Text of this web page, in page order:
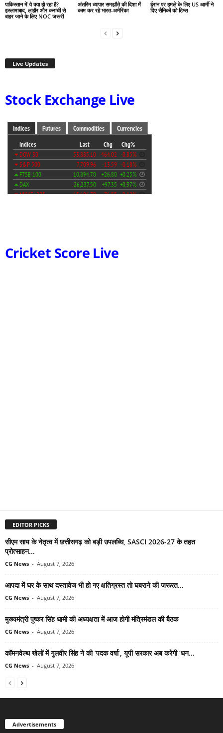
पाकिस्तान में ये क्या हो रहा है?
इस्लामाबाद, लाहौर और कराची से
बाहर जाने के लिए NOC जरूरी
अंतरिम व्यापार समझौते की दिशा में
काम कर रहे भारत-अमेरिका
ईरान पर हमले के लिए US आर्मी ने
दिए सैनिकों को टिप्स
Live Updates
Stock Exchange Live
Cricket Score Live
EDITOR PICKS
सीएम साय के नेतृत्व में छत्तीसगढ़ को बड़ी उपलब्धि, SASCI 2026-27 के तहत
प्रोत्साहन...
CG News - August 7, 2026
आपदा में घर के साथ दस्तावेज भी हो गए क्षतिग्रस्त तो घबराने की जरूरत...
CG News - August 7, 2026
मुख्यमंत्री पुष्कर सिंह धामी की अध्यक्षता में आज होगी मंत्रिमंडल की बैठक
CG News - August 7, 2026
कॉमनवेल्थ खेलों में गुलवीर सिंह ने की ‘पदक वर्षा’, यूपी सरकार अब करेगी ‘धन...
CG News - August 7, 2026
Advertisements